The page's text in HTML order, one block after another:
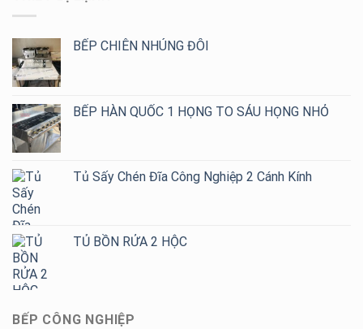
BẾP CHIÊN NHÚNG ĐÔI
BẾP HÀN QUỐC 1 HỌNG TO SÁU HỌNG NHỎ
Tủ Sấy Chén Đĩa Công Nghiệp 2 Cánh Kính
TỦ BỒN RỬA 2 HỘC
BẾP CÔNG NGHIỆP